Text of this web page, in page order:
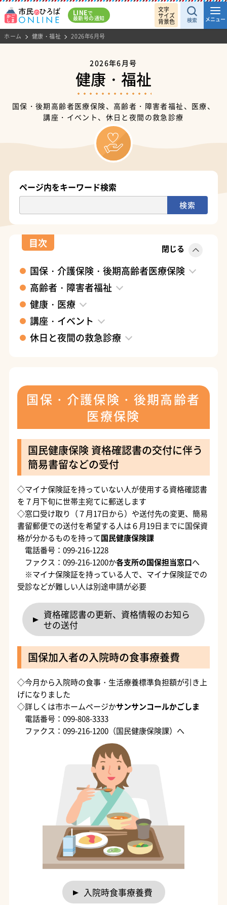
LINEで
最新号の通知
文字
サイズ
背景色 検索 メニュー
ホーム 健康・福祉 2026年6月号
2026年6月号
健康・福祉
国保・後期高齢者医療保険、高齢者・障害者福祉、医療、
講座・イベント、休日と夜間の救急診療
ページ内をキーワード検索
目次 閉じる
国保・介護保険・後期高齢者医療保険
高齢者・障害者福祉
健康・医療
講座・イベント
休日と夜間の救急診療
国保・介護保険・後期高齢者
医療保険
国民健康保険 資格確認書の交付に伴う
簡易書留などの受付
◇マイナ保険証を持っていない人が使用する資格確認書
を７月下旬に世帯主宛てに郵送します
◇窓口受け取り（７月17日から）や送付先の変更、簡易
書留郵便での送付を希望する人は６月19日までに国保資
格が分かるものを持って国民健康保険課
電話番号：099-216-1228
ファクス：099-216-1200か各支所の国保担当窓口へ
※マイナ保険証を持っている人で、マイナ保険証での
受診などが難しい人は別途申請が必要
資格確認書の更新、資格情報のお知ら
せの送付
国保加入者の入院時の食事療養費
◇今月から入院時の食事・生活療養標準負担額が引き上
げになりました
◇詳しくは市ホームページかサンサンコールかごしま
電話番号：099-808-3333
ファクス：099-216-1200（国民健康保険課）へ
入院時食事療養費